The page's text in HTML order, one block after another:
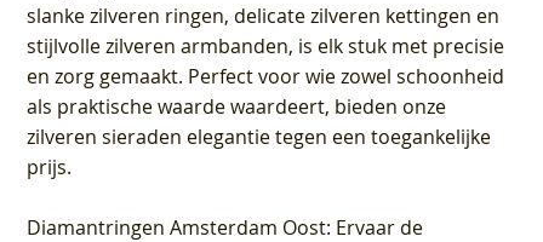
slanke zilveren ringen, delicate zilveren kettingen en
stijlvolle zilveren armbanden, is elk stuk met precisie
en zorg gemaakt. Perfect voor wie zowel schoonheid
als praktische waarde waardeert, bieden onze
zilveren sieraden elegantie tegen een toegankelijke
prijs.
Diamantringen Amsterdam Oost: Ervaar de